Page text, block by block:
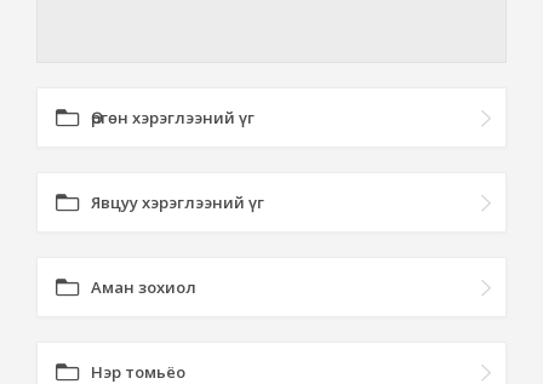
Өргөн хэрэглээний үг
Явцуу хэрэглээний үг
Аман зохиол
Нэр томьёо